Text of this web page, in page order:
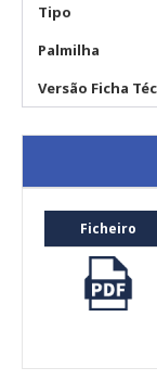
Tipo
Palmilha
Versão Ficha
Ficheiro